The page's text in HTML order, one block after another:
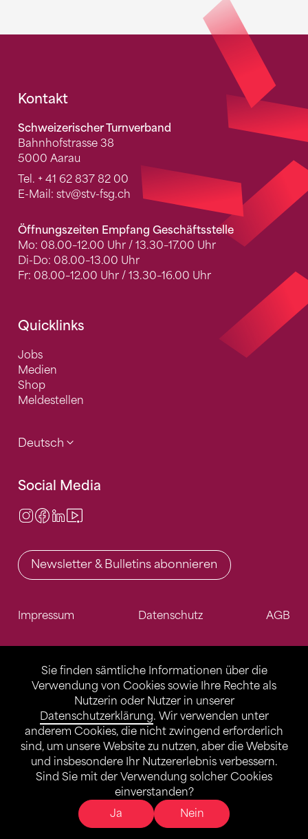
Sie finden sämtliche Informationen über die
Verwendung von Cookies sowie Ihre Rechte als
Nutzerin oder Nutzer in unserer
Datenschutzerklärung. Wir verwenden unter
anderem Cookies, die nicht zwingend erforderlich
sind, um unsere Website zu nutzen, aber die Website
und insbesondere Ihr Nutzererlebnis verbessern.
Sind Sie mit der Verwendung solcher Cookies
einverstanden?
Ja
Nein
Fusszeile
Kontakt
Schweizerischer Turnverband
Bahnhofstrasse 38
5000 Aarau
Tel. + 41 62 837 82 00
E-Mail: stv@stv-fsg.ch
Öffnungszeiten Empfang Geschäftsstelle
Mo: 08.00–12.00 Uhr / 13.30–17.00 Uhr
Di-Do: 08.00–13.00 Uhr
Fr: 08.00–12.00 Uhr / 13.30–16.00 Uhr
Quicklinks
Jobs
Medien
Shop
Meldestellen
Deutsch
Social Media
Instagram
Facebook
LinkedIn
Newsletter & Bulletins abonnieren
Impressum Datenschutz AGB